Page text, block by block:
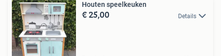
Houten speelkeuken
€ 25,00 Details